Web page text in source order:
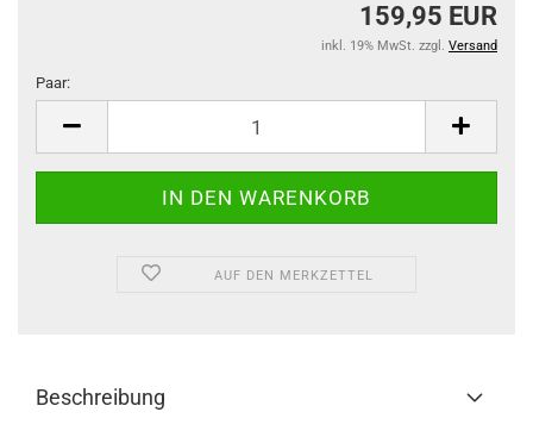
159,95 EUR
inkl. 19% MwSt. zzgl. Versand
Paar:
AUF DEN MERKZETTEL
Beschreibung